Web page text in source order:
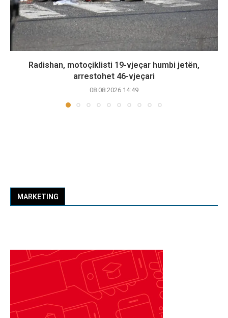
Radishan, motoçiklisti 19-vjeçar humbi jetën,
arrestohet 46-vjeçari
08.08.2026 14:49
MARKETING